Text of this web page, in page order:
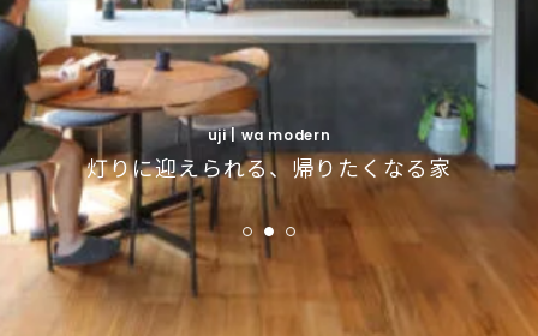
uji | simple modern
インナーガレージで叶えるインダストリアルな
暮らし
fushimi | wa modern
季節がそっと寄り添う、庭とつながる住まい
uji | wa modern
灯りに迎えられる、帰りたくなる家
uji | simple modern
インナーガレージで叶えるインダストリアルな
暮らし
fushimi | wa modern
季節がそっと寄り添う、庭とつながる住まい